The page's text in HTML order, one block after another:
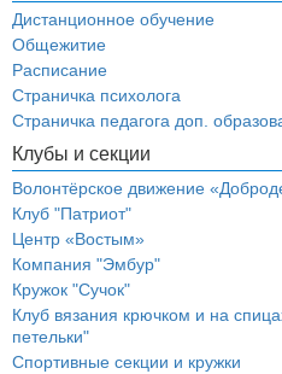
Дистанционное обучение
Общежитие
Расписание
Страничка психолога
Страничка педагога доп.
Клубы и секции
Волонтёрское движение
Клуб "Патриот"
Центр «Востым»
Компания "Эмбур"
Кружок "Сучок"
Клуб вязания крючком и на
петельки"
Спортивные секции и кружки